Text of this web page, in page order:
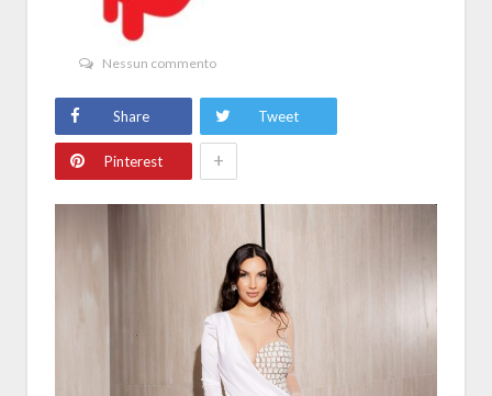
Nessun commento
Share Tweet
Pinterest +